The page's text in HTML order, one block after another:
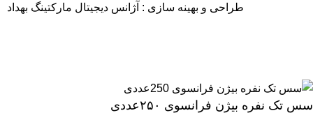
طراحی و بهینه سازی : آژانس دیجیتال مارکتینگ بهداد
سس تک نفره بیژن فرانسوی ۲۵۰عددی